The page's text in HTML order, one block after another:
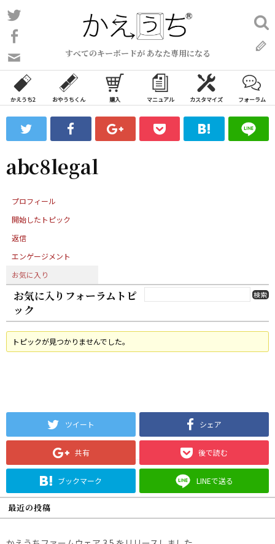
コ
ン
ン
ツ
ス
ッ
すべてのキーボードが あなた専用になる
い
合
わ
フ
ォ
ム
検
索:
かえうち2 おやうちくん 購入 マニュアル カスタマイズ フォーラム
abc8legal
プロフィール
開始したトピック
返信
エンゲージメント
お気に入り
お気に入りフォーラムトピ
ック
トピックが見つかりませんでした。
ツイート シェア
共有 後で読む
ブックマーク LINEで送る
最近の投稿